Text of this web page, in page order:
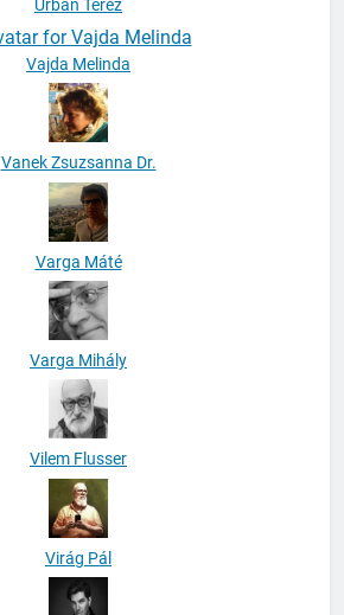
Urbán Teréz
Vajda Melinda
Vanek Zsuzsanna Dr.
Varga Máté
Varga Mihály
Vilem Flusser
Virág Pál